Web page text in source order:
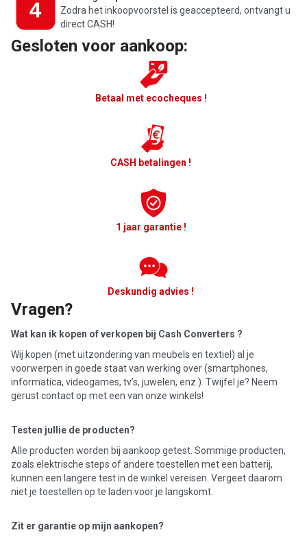
Zodra het inkoopvoorstel is geaccepteerd, ontvangt u
direct CASH!
Gesloten voor aankoop:
Betaal met ecocheques !
CASH betalingen !
1 jaar garantie !
Deskundig advies !
Vragen?
Wat kan ik kopen of verkopen bij Cash Converters ?
Wij kopen (met uitzondering van meubels en textiel) al je
voorwerpen in goede staat van werking over (smartphones,
informatica, videogames, tv’s, juwelen, enz.). Twijfel je? Neem
gerust contact op met een van onze winkels!
Testen jullie de producten?
Alle producten worden bij aankoop getest. Sommige producten,
zoals elektrische steps of andere toestellen met een batterij,
kunnen een langere test in de winkel vereisen. Vergeet daarom
niet je toestellen op te laden voor je langskomt.
Zit er garantie op mijn aankopen?